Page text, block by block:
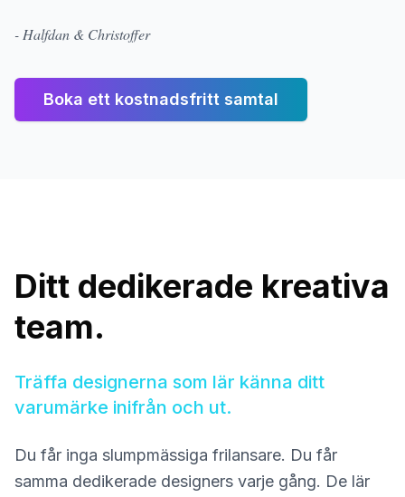
- Halfdan & Christoffer
Boka ett kostnadsfritt samtal
Ditt dedikerade kreativa
team.
Träffa designerna som lär känna ditt
varumärke inifrån och ut.
Du får inga slumpmässiga frilansare. Du får
samma dedikerade designers varje gång. De lär